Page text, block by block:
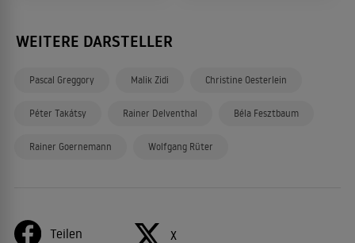
WEITERE DARSTELLER
Pascal Greggory Malik Zidi Christine Oesterlein
Péter Takátsy Rainer Delventhal Béla Fesztbaum
Rainer Goernemann Wolfgang Rüter
Teilen X